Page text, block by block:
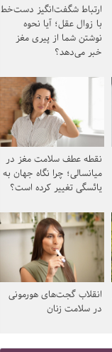
ارتباط شگفت‌انگیز دست‌خط
با زوال عقل؛ آیا نحوه
نوشتن شما از پیری مغز
خبر می‌دهد؟
نقطه عطف سلامت مغز در
میانسالی؛ چرا نگاه جهان به
یائسگی تغییر کرده است؟
انقلاب گجت‌های هورمونی
در سلامت زنان